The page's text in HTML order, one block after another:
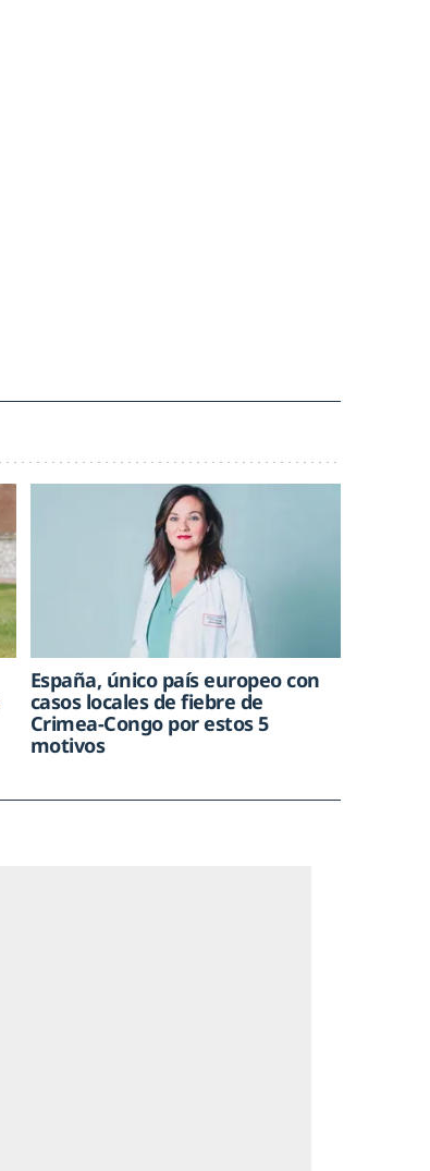
España, único país europeo con
casos locales de fiebre de
Crimea-Congo por estos 5
motivos